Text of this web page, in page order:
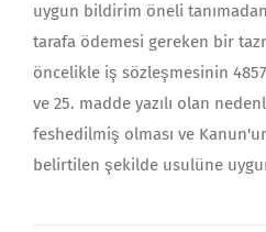
uygun bildirim öneli
tarafa ödemesi gereken bir
öncelikle iş sözleşmesinin
ve 25. madde yazılı olan
feshedilmiş olması ve
belirtilen şekilde usulüne